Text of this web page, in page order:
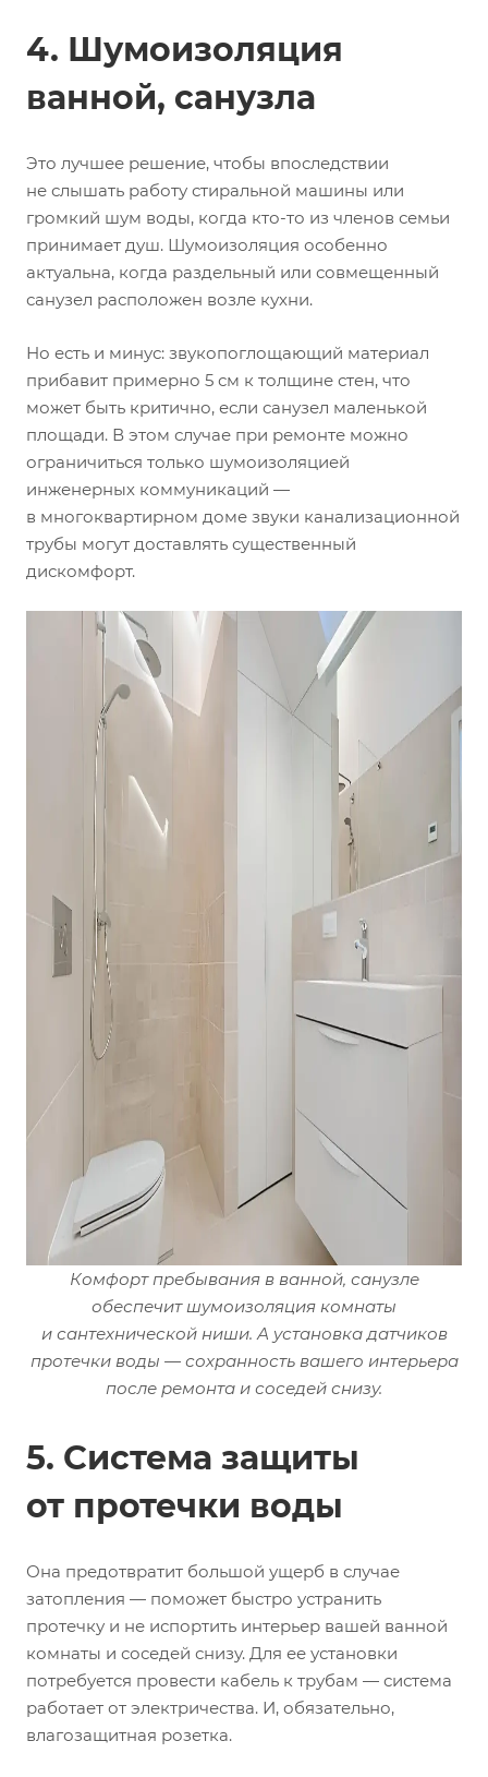
4. Шумоизоляция
ванной, санузла
Это лучшее решение, чтобы впоследствии
не слышать работу стиральной машины или
громкий шум воды, когда кто-то из членов семьи
принимает душ. Шумоизоляция особенно
актуальна, когда раздельный или совмещенный
санузел расположен возле кухни.
Но есть и минус: звукопоглощающий материал
прибавит примерно 5 см к толщине стен, что
может быть критично, если санузел маленькой
площади. В этом случае при ремонте можно
ограничиться только шумоизоляцией
инженерных коммуникаций —
в многоквартирном доме звуки канализационной
трубы могут доставлять существенный
дискомфорт.
Комфорт пребывания в ванной, санузле
обеспечит шумоизоляция комнаты
и сантехнической ниши. А установка датчиков
протечки воды — сохранность вашего интерьера
после ремонта и соседей снизу.
5. Система защиты
от протечки воды
Она предотвратит большой ущерб в случае
затопления — поможет быстро устранить
протечку и не испортить интерьер вашей ванной
комнаты и соседей снизу. Для ее установки
потребуется провести кабель к трубам — система
работает от электричества. И, обязательно,
влагозащитная розетка.